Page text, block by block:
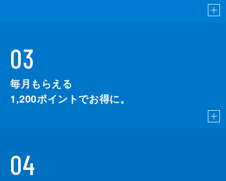
03
毎月もらえる
1,200ポイントでお得に。
04